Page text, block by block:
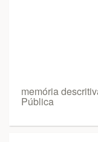
memória
Pública